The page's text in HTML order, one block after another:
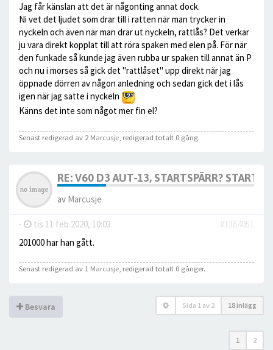
Jag får känslan att det är någonting annat dock.
Ni vet det ljudet som drar till i ratten när man trycker in
nyckeln och även när man drar ut nyckeln, rattlås? Det verkar
ju vara direkt kopplat till att röra spaken med elen på. För när
den funkade så kunde jag även rubba ur spaken till annat än P
och nu i morses så gick det "rattlåset" upp direkt när jag
öppnade dörren av någon anledning och sedan gick det i lås
igen när jag satte i nyckeln
Känns det inte som något mer fin el?
Senast redigerad av 2 Marcusje , redigerad totalt 0 gång.
RE: V60 D3 AUT-13, STARTSPÄRR? STARTAR
av Marcusje
- tis 11 feb 2020, 10:03
#1364051
201000 har han gått.
Senast redigerad av 1 Marcusje, redigerad totalt 0 gånger.
Besvara Sida 1 av 2 18 inlägg
1 2